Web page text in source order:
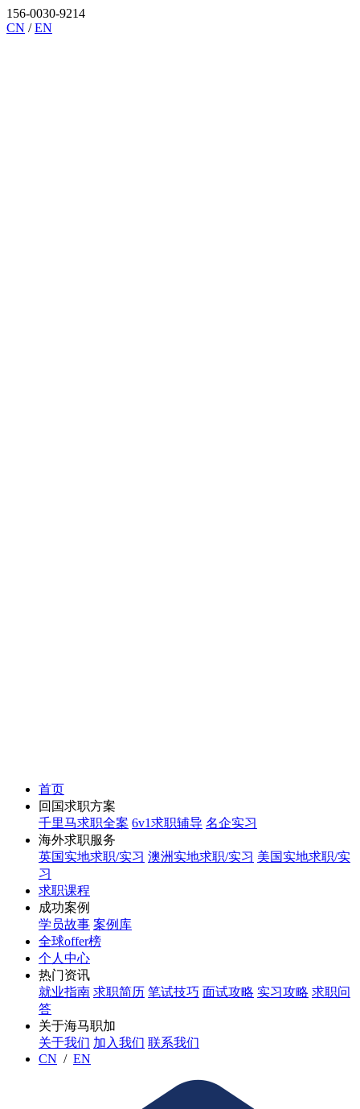
156-0030-9214
CN /EN
首页
回国求职方案
千里马求职全案 6v1求职辅导 名企实习
海外求职服务
英国实地求职/实习 澳洲实地求职/实习 美国实地求职/实
习
求职课程
成功案例
学员故事 案例库
全球offer榜
个人中心
热门资讯
就业指南 求职简历 笔试技巧 面试攻略 实习攻略 求职问
答
关于海马职加
关于我们 加入我们 联系我们
CN / EN